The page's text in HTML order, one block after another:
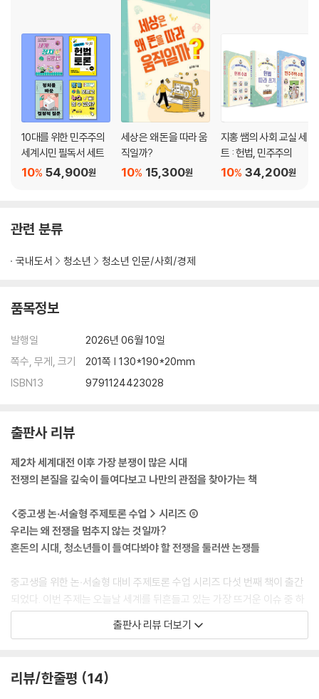
10대를 위한 민주주의
세계시민 필독서 세트
54,900원
10%
세상은 왜 돈을 따라 움
직일까?
15,300원
10%
지홍 쌤의 사회 교실 세
트 : 헌법, 민주주의
34,200원
10%
관련 분류
국내도서 청소년 청소년 인문/사회/경제
품목정보
발행일
2026년 06월 10일
쪽수, 무게, 크기
201쪽 | 130*190*20mm
ISBN13
9791124423028
출판사 리뷰
제2차 세계대전 이후 가장 분쟁이 많은 시대
전쟁의 본질을 깊숙이 들여다보고 나만의 관점을 찾아가는 책
<중고생 논‧서술형 주제토론 수업 > 시리즈 ⑤
우리는 왜 전쟁을 멈추지 않는 것일까?
혼돈의 시대, 청소년들이 들여다봐야 할 전쟁을 둘러싼 논쟁들
중고생을 위한 논‧서술형 대비 주제토론 수업 시리즈 다섯 번째 책이 출간
되었다. 이번 주제는 오늘날 세계를 뒤흔들고 있는 가장 뜨거운 이슈 중 하
나인 ‘전쟁’이다. 러시아-우크라이나 전쟁과 중동 분쟁 이후 드러난 세계적
문제는, ‘전쟁’을 우리의 일상으로 데려왔다. 에너지 가격과 식량 공급망의
러한 현실 속에서 청소년들이 전쟁을 보다 입체적으로 이해하고 나만의 생
출판사 리뷰 더보기
리뷰/한줄평 14